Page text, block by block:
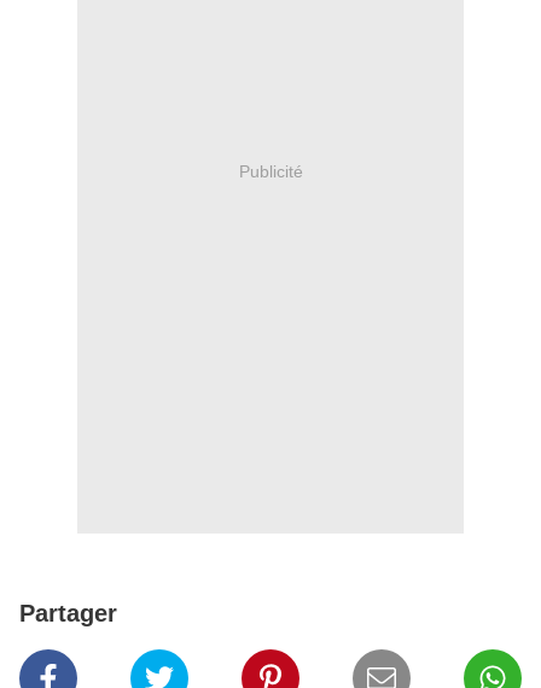
Publicité
Partager